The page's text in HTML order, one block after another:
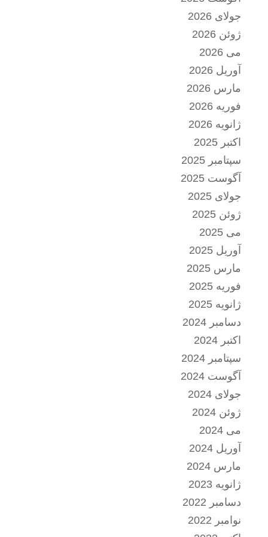
جولای 2026
ژوئن 2026
می 2026
آوریل 2026
مارس 2026
فوریه 2026
ژانویه 2026
اکتبر 2025
سپتامبر 2025
آگوست 2025
جولای 2025
ژوئن 2025
می 2025
آوریل 2025
مارس 2025
فوریه 2025
ژانویه 2025
دسامبر 2024
اکتبر 2024
سپتامبر 2024
آگوست 2024
جولای 2024
ژوئن 2024
می 2024
آوریل 2024
مارس 2024
ژانویه 2023
دسامبر 2022
نوامبر 2022